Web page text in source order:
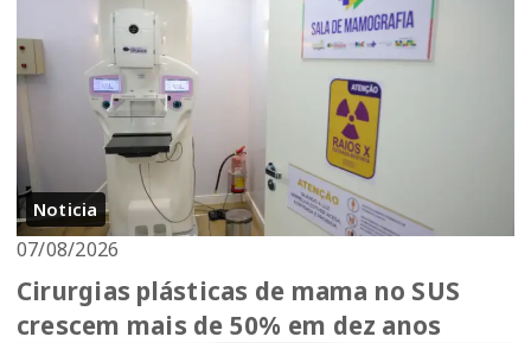
Noticia
07/08/2026
Cirurgias plásticas de mama no SUS
crescem mais de 50% em dez anos